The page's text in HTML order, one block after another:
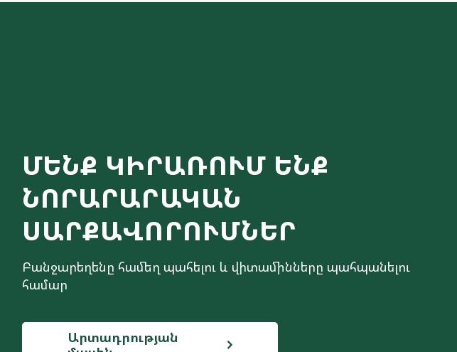
ՄԵՆՔ ԿԻՐԱՌՈՒՄ ԵՆՔ
ՆՈՐԱՐԱՐԱԿԱՆ
ՍԱՐՔԱՎՈՐՈՒՄՆԵՐ
Բանջարեղենը համեղ պահելու և վիտամինները պահպանելու
համար
Արտադրության